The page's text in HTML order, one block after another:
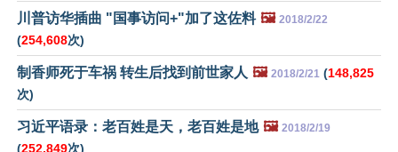
川普访华插曲 "国事访问+"加了这佐料 🖼️ 2018/2/22
(254,608次)
制香师死于车祸 转生后找到前世家人 🖼️ 2018/2/21 (148,825
次)
习近平语录：老百姓是天，老百姓是地 🖼️ 2018/2/19
(252,849次)